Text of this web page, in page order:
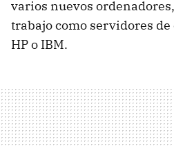
varios nuevos
trabajo como servidores de
HP o IBM.